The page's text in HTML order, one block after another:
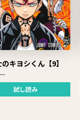
キヨシくん【9】
試し読み